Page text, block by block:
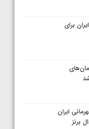
برای
ایران